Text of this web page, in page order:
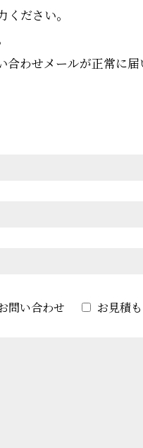
ださい。
わせメールが正常に届
問い合わせ お見積